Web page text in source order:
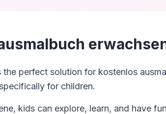
the perfect solution for kostenlos
for children.
, kids can explore, learn, and have